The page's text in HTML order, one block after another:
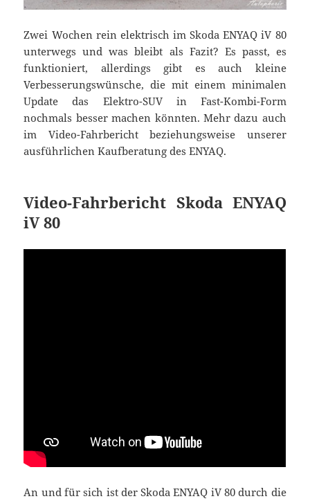
Zwei Wochen rein elektrisch im Skoda ENYAQ iV 80
unterwegs und was bleibt als Fazit? Es passt, es
funktioniert, allerdings gibt es auch kleine
Verbesserungswünsche, die mit einem minimalen
Update das Elektro-SUV in Fast-Kombi-Form
nochmals besser machen könnten. Mehr dazu auch
im Video-Fahrbericht beziehungsweise unserer
ausführlichen Kaufberatung des ENYAQ.
Video-Fahrbericht Skoda ENYAQ
iV 80
An und für sich ist der Skoda ENYAQ iV 80 durch die